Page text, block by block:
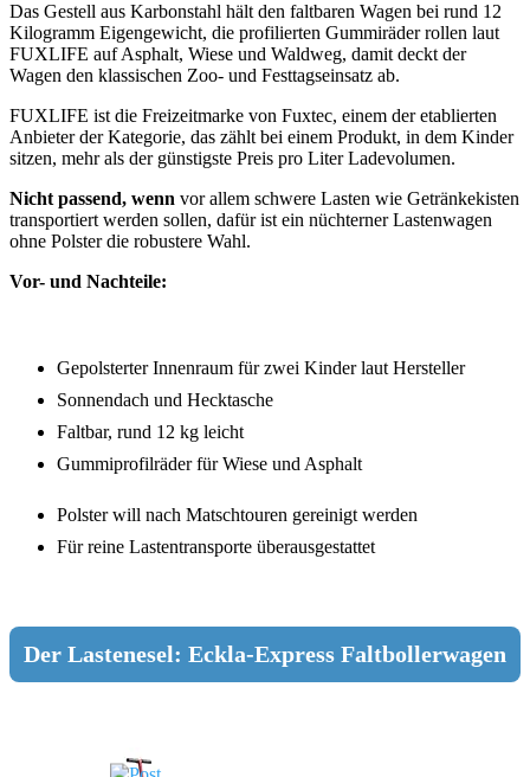
Das Gestell aus Karbonstahl hält den faltbaren Wagen bei rund 12
Kilogramm Eigengewicht, die profilierten Gummiräder rollen laut
FUXLIFE auf Asphalt, Wiese und Waldweg, damit deckt der
Wagen den klassischen Zoo- und Festtagseinsatz ab.
FUXLIFE ist die Freizeitmarke von Fuxtec, einem der etablierten
Anbieter der Kategorie, das zählt bei einem Produkt, in dem Kinder
sitzen, mehr als der günstigste Preis pro Liter Ladevolumen.
Nicht passend, wenn vor allem schwere Lasten wie Getränkekisten
transportiert werden sollen, dafür ist ein nüchterner Lastenwagen
ohne Polster die robustere Wahl.
Vor- und Nachteile:
Gepolsterter Innenraum für zwei Kinder laut Hersteller
Sonnendach und Hecktasche
Faltbar, rund 12 kg leicht
Gummiprofilräder für Wiese und Asphalt
Polster will nach Matschtouren gereinigt werden
Für reine Lastentransporte überausgestattet
Der Lastenesel: Eckla-Express Faltbollerwagen